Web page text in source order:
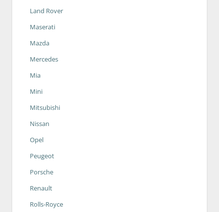
Land Rover
Maserati
Mazda
Mercedes
Mia
Mini
Mitsubishi
Nissan
Opel
Peugeot
Porsche
Renault
Rolls-Royce